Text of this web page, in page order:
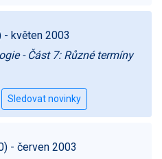
- květen 2003
- Část 7: Různé termíny
- červen 2003